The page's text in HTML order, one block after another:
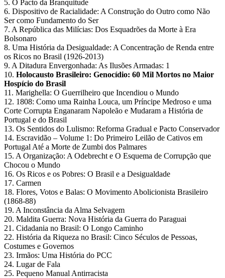
5. O Pacto da Branquitude
6. Dispositivo de Racialidade: A Construção do Outro como Não
Ser como Fundamento do Ser
7. A República das Milícias: Dos Esquadrões da Morte à Era
Bolsonaro
8. Uma História da Desigualdade: A Concentração de Renda entre
os Ricos no Brasil (1926-2013)
9. A Ditadura Envergonhada: As Ilusões Armadas: 1
10. Holocausto Brasileiro: Genocídio: 60 Mil Mortos no Maior
Hospício do Brasil
11. Marighella: O Guerrilheiro que Incendiou o Mundo
12. 1808: Como uma Rainha Louca, um Príncipe Medroso e uma
Corte Corrupta Enganaram Napoleão e Mudaram a História de
Portugal e do Brasil
13. Os Sentidos do Lulismo: Reforma Gradual e Pacto Conservador
14. Escravidão – Volume 1: Do Primeiro Leilão de Cativos em
Portugal Até a Morte de Zumbi dos Palmares
15. A Organização: A Odebrecht e O Esquema de Corrupção que
Chocou o Mundo
16. Os Ricos e os Pobres: O Brasil e a Desigualdade
17. Carmen
18. Flores, Votos e Balas: O Movimento Abolicionista Brasileiro
(1868-88)
19. A Inconstância da Alma Selvagem
20. Maldita Guerra: Nova História da Guerra do Paraguai
21. Cidadania no Brasil: O Longo Caminho
22. História da Riqueza no Brasil: Cinco Séculos de Pessoas,
Costumes e Governos
23. Irmãos: Uma História do PCC
24. Lugar de Fala
25. Pequeno Manual Antirracista